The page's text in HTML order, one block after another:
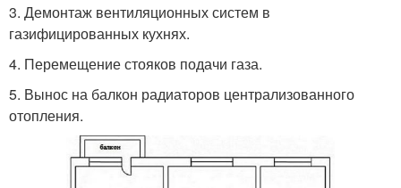
3.​ Демонтаж вентиляционных систем в
газифицированных кухнях.
4.​ Перемещение стояков подачи газа.
5.​ Вынос на балкон радиаторов централизованного
отопления.